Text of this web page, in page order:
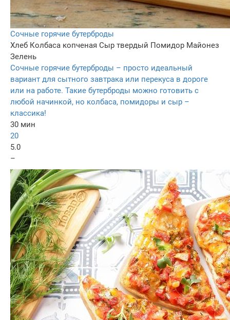
Сочные горячие бутерброды
Хлеб Колбаса копченая Сыр твердый Помидор Майонез
Зелень
Сочные горячие бутерброды – просто идеальный
вариант для сытного завтрака или перекуса в дороге
или на работе. Такие бутерброды можно готовить с
любой начинкой, но колбаса, помидоры и сыр –
классика!
30 мин
20
5.0
–